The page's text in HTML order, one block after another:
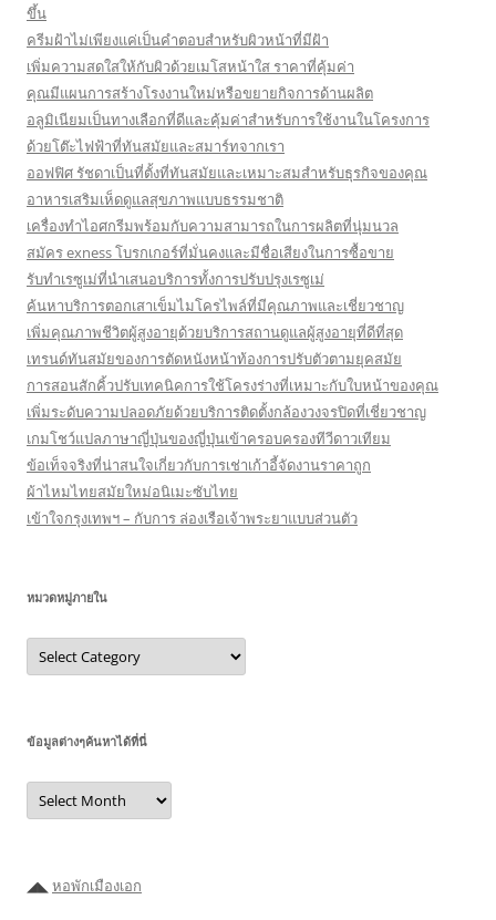
ขึ้น
ครีมฝ้าไม่เพียงแค่เป็นคำตอบสำหรับผิวหน้าที่มีฝ้า
เพิ่มความสดใสให้กับผิวด้วยเมโสหน้าใส ราคาที่คุ้มค่า
คุณมีแผนการสร้างโรงงานใหม่หรือขยายกิจการด้านผลิต
อลูมิเนียมเป็นทางเลือกที่ดีและคุ้มค่าสำหรับการใช้งานในโครงการ
ด้วยโต๊ะไฟฟ้าที่ทันสมัยและสมาร์ทจากเรา
ออฟฟิศ รัชดาเป็นที่ตั้งที่ทันสมัยและเหมาะสมสำหรับธุรกิจของคุณ
อาหารเสริมเห็ดดูแลสุขภาพแบบธรรมชาติ
เครื่องทำไอศกรีมพร้อมกับความสามารถในการผลิตที่นุ่มนวล
สมัคร exness โบรกเกอร์ที่มั่นคงและมีชื่อเสียงในการซื้อขาย
รับทำเรซูเม่ที่นำเสนอบริการทั้งการปรับปรุงเรซูเม่
ค้นหาบริการตอกเสาเข็มไมโครไพล์ที่มีคุณภาพและเชี่ยวชาญ
เพิ่มคุณภาพชีวิตผู้สูงอายุด้วยบริการสถานดูแลผู้สูงอายุที่ดีที่สุด
เทรนด์ทันสมัยของการตัดหนังหน้าท้องการปรับตัวตามยุคสมัย
การสอนสักคิ้วปรับเทคนิคการใช้โครงร่างที่เหมาะกับใบหน้าของคุณ
เพิ่มระดับความปลอดภัยด้วยบริการติดตั้งกล้องวงจรปิดที่เชี่ยวชาญ
เกมโชว์แปลภาษาญี่ปุ่นของญี่ปุ่นเข้าครอบครองทีวีดาวเทียม
ข้อเท็จจริงที่น่าสนใจเกี่ยวกับการเช่าเก้าอี้จัดงานราคาถูก
ผ้าไหมไทยสมัยใหม่อนิเมะซับไทย
เข้าใจกรุงเทพฯ – กับการ ล่องเรือเจ้าพระยาแบบส่วนตัว
หมวดหมู่ภายใน
หมวด
หมู่
ภายใน
ข้อมูลต่างๆค้นหาได้ที่นี่
ข้อมูล
ต่างๆ
ค้นหา
◢◣ หอพักเมืองเอก